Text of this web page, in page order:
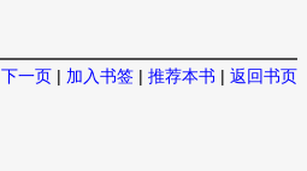
下一页 | 加入书签 | 推荐本书 | 返回书页